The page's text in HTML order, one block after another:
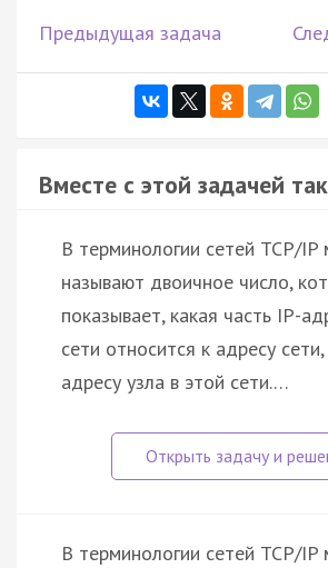
Предыдущая задача
Вместе с этой задачей
В терминологии сетей TCP/IP
называют двоичное число,
показывает, какая часть IP-
сети относится к адресу
адресу узла в этой сети.…
В терминологии сетей TCP/IP